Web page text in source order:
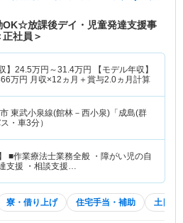
OK☆放課後デイ・児童発達支援事
社員＞
】 24.5万円～31.4万円
【モデル年収】
万円 月収×12ヵ月＋賞与2.0ヵ月計算
東武小泉線(館林－西小泉)「成島(群
・車3分）
■作業療法士業務全般 ・障がい児の自
支援 ・相談支援…
寮・借り上げ 住宅手当・補助 土日祝